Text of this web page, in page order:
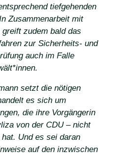
tiefgehenden
Zusammenarbeit mit
zudem bald das
zur Sicherheits- und
auch im Falle
setzt die nötigen
es sich um
die ihre Vorgängerin
von der CDU – nicht
Und es sei daran
auf den inzwischen